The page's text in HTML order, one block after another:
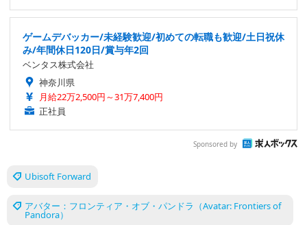
ゲームデバッカー/未経験歓迎/初めての転職も歓迎/土日祝休
み/年間休日120日/賞与年2回
ベンタス株式会社
神奈川県
月給22万2,500円～31万7,400円
正社員
Sponsored by
Ubisoft Forward
アバター：フロンティア・オブ・パンドラ（Avatar: Frontiers of
Pandora）